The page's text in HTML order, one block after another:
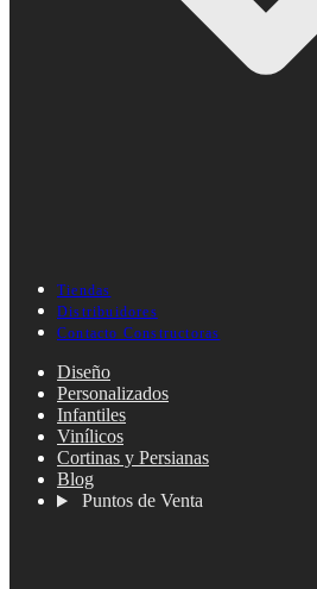
Tiendas
Distribuidores
Contacto Constructoras
Diseño
Personalizados
Infantiles
Vinílicos
Cortinas y Persianas
Blog
Puntos de Venta